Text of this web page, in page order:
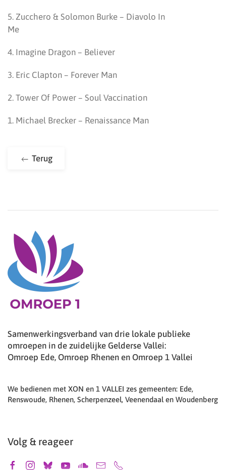
5. Zucchero & Solomon Burke – Diavolo In
Me
4. Imagine Dragon – Believer
3. Eric Clapton – Forever Man
2. Tower Of Power – Soul Vaccination
1. Michael Brecker – Renaissance Man
Terug
Samenwerkingsverband van drie lokale publieke
omroepen in de zuidelijke Gelderse Vallei:
Omroep Ede, Omroep Rhenen en Omroep 1 Vallei
We bedienen met XON en 1 VALLEI zes gemeenten: Ede,
Renswoude, Rhenen, Scherpenzeel, Veenendaal en Woudenberg
Volg & reageer